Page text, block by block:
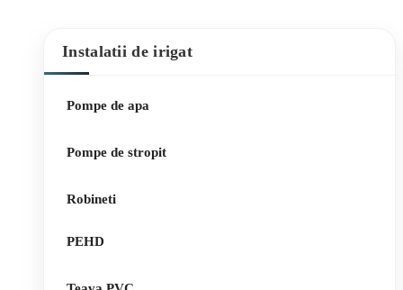
Instalatii de irigat
Pompe de apa
Pompe de stropit
Robineti
PEHD